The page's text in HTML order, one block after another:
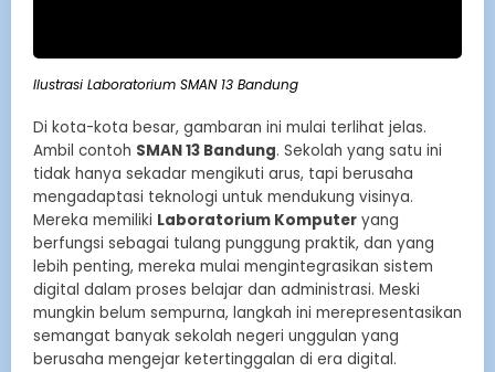
Ilustrasi Laboratorium SMAN 13 Bandung
Di kota-kota besar, gambaran ini mulai terlihat jelas.
Ambil contoh SMAN 13 Bandung. Sekolah yang satu ini
tidak hanya sekadar mengikuti arus, tapi berusaha
mengadaptasi teknologi untuk mendukung visinya.
Mereka memiliki Laboratorium Komputer yang
berfungsi sebagai tulang punggung praktik, dan yang
lebih penting, mereka mulai mengintegrasikan sistem
digital dalam proses belajar dan administrasi. Meski
mungkin belum sempurna, langkah ini merepresentasikan
semangat banyak sekolah negeri unggulan yang
berusaha mengejar ketertinggalan di era digital.